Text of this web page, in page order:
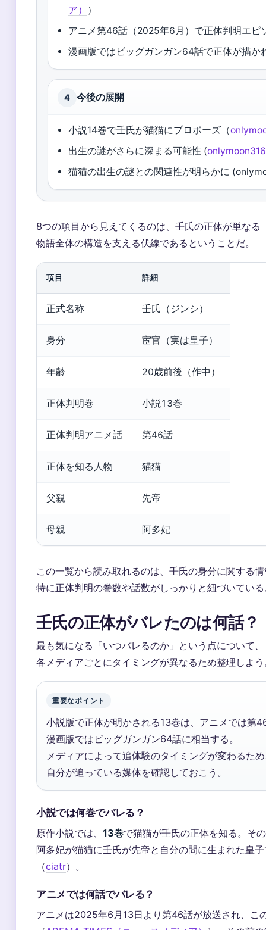
ア） ）
アニメ第46話（2025年6月）で正体判明エピ
漫画版ではビッグガンガン64話で正体が描か
4 今後の展開
小説14巻で壬氏が猫猫にプロポーズ（
出生の謎がさらに深まる可能性 (onlymoon316
猫猫の出生の謎との関連性が明らかに
8つの項目から見えてくるのは、壬氏の正体が単な
物語全体の構造を支える伏線であるということだ。
項目 詳細
正式名称 壬氏（ジンシ）
身分 宦官（実は皇子）
年齢 20歳前後（作中）
正体判明巻 小説13巻
正体判明アニメ話 第46話
正体を知る人物 猫猫
父親 先帝
母親 阿多妃
この一覧から読み取れるのは、壬氏の身分に関する
特に正体判明の巻数や話数がしっかりと紐づいてい
壬氏の正体がバレたのは何話？
最も気になる「いつバレるのか」という点について、
各メディアごとにタイミングが異なるため整理しよ
重要なポイント
小説版で正体が明かされる13巻は、アニメでは第
漫画版ではビッグガンガン64話に相当する。
メディアによって追体験のタイミングが変わるた
自分が追っている媒体を確認しておこう。
小説では何巻でバレる？
原作小説では、 13巻で猫猫が壬氏の正体を知る。そ
阿多妃が猫猫に壬氏が先帝と自分の間に生まれた皇
（ciatr）。
アニメでは何話でバレる？
アニメは2025年6月13日より第46話が放送され、こ